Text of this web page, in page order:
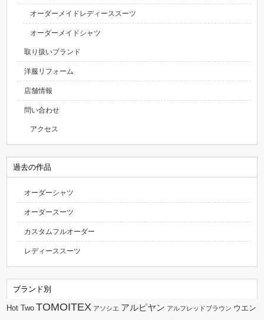
オーダーメイドレディーススーツ
オーダーメイドシャツ
取り扱いブランド
洋服リフォーム
店舗情報
問い合わせ
アクセス
過去の作品
オーダーシャツ
オーダースーツ
カスタムフルオーダー
レディーススーツ
ブランド別
Hot Two TOMOITEX アソシエ アルピヤン アルフレッドブラウン ウエン